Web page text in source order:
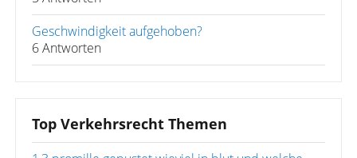
Geschwindigkeit aufgehoben?
6 Antworten
Top Verkehrsrecht Themen